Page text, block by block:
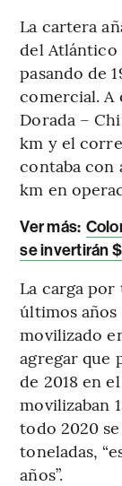
La cartera
del Atlántico
pasando de
comercial. A
Dorada –
km y el
contaba con
km en
Ver más:
se invertirán
La carga
últimos
movilizado
agregar que
de 2018 en
movilizaban
todo 2020
toneladas,
años”.